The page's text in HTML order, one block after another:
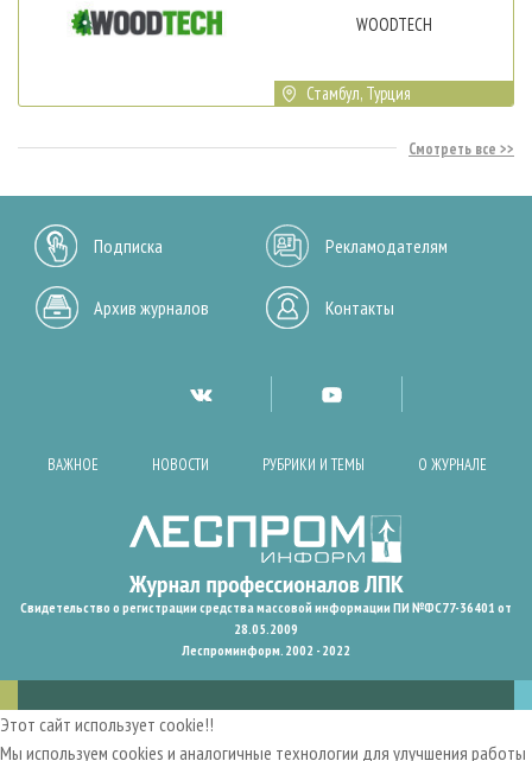
WOODTECH
Стамбул, Турция
Смотреть все
Подписка Рекламодателям
Архив журналов Контакты
ВАЖНОЕ НОВОСТИ РУБРИКИ И ТЕМЫ О ЖУРНАЛЕ
Свидетельство о регистрации средства массовой информации ПИ №ФС77-36401 от
28.05.2009
Леспроминформ. 2002 - 2022
Этот сайт использует cookie!!
Мы используем cookies и аналогичные технологии для улучшения работы